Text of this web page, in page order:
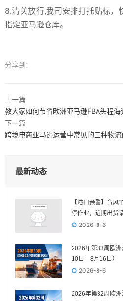
8.清关放行,我司安排打托贴标，
指定亚马逊仓库。
分享到：
上一篇
教大家如何节省欧洲亚马逊FBA头程
下一篇
跨境电商亚马逊运营中常见的三种物
最新动态
【港口预警】台风
停作业，近期出货
2026-8-6
2026年第33周欧洲
10日—8月16日）
2026-8-6
2026年第32周欧洲